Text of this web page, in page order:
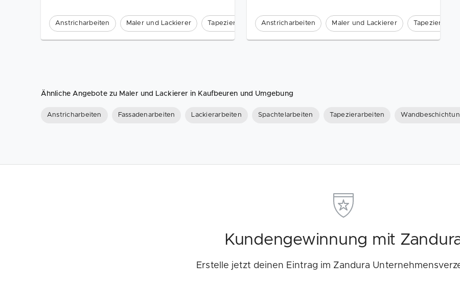
Anstricharbeiten Maler und Lackierer TapezierarbeitenAnstricharbeiten Maler und Lackierer
Ähnliche Angebote zu Maler und Lackierer in Kaufbeuren und Umgebung
Anstricharbeiten Fassadenarbeiten Lackierarbeiten Spachtelarbeiten Tapezierarbeiten
Kundengewinnung mit
Erstelle jetzt deinen Eintrag im Zandura